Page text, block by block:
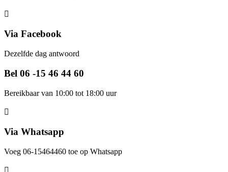
Via Facebook
Dezelfde dag antwoord
Bel 06 -15 46 44 60
Bereikbaar van 10:00 tot 18:00 uur
Via Whatsapp
Voeg 06-15464460 toe op Whatsapp